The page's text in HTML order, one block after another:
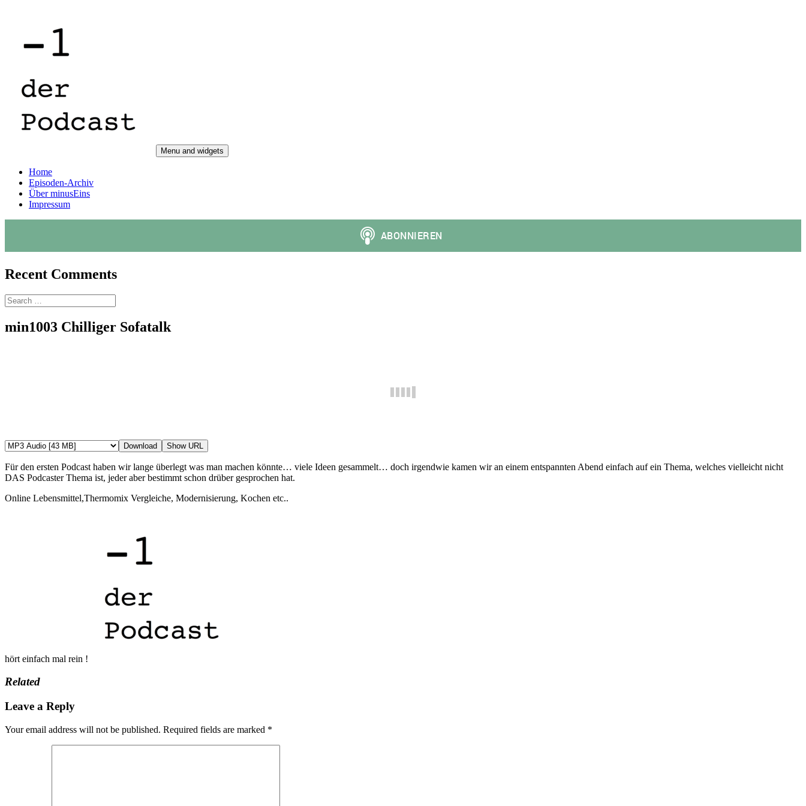
Der Podcast vor der Nullnummer
Menu and widgets
Home
Episoden-Archiv
Über minusEins
Impressum
Recent Comments
Search
for:
min1003 Chilliger Sofatalk
Download Show URL
Für den ersten Podcast haben wir lange überlegt was man machen könnte… viele Ideen gesammelt… doch irgendwie kamen wir an einem entspannten Abend einfach auf ein Thema, welches vielleicht nicht
DAS Podcaster Thema ist, jeder aber bestimmt schon drüber gesprochen hat.
Online Lebensmittel,Thermomix Vergleiche, Modernisierung, Kochen etc..
hört einfach mal rein !
Related
Leave a Reply
Your email address will not be published. Required fields are marked *